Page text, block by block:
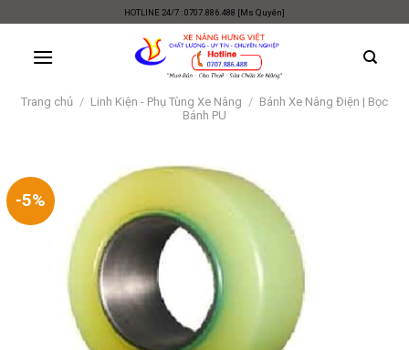
content
HOTLINE 24/7 : 0707.886.488 [Ms Quyên]
Trang chủ / Linh Kiện - Phụ Tùng Xe Nâng / Bánh Xe Nâng Điện | Bọc
Bánh PU
-5%